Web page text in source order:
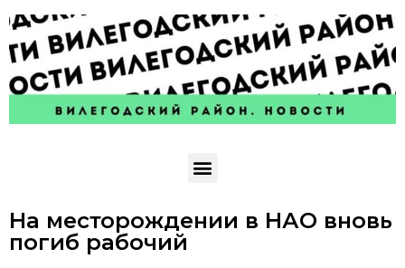
На месторождении в НАО вновь
погиб рабочий